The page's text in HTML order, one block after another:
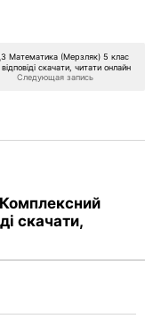
Математика (Мерзляк) 5 клас
скачати, читати онлайн
Следующая запись
скачати,